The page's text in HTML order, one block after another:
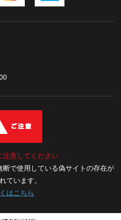
注意してください
で使用している偽サイトの存在が
ています。
はこちら